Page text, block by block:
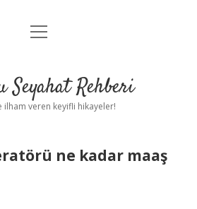
Anasayfa
Yasal Uyarı
menüyü
Seyahat Rehberi
ilham veren keyifli hikayeler!
ne kadar maaş